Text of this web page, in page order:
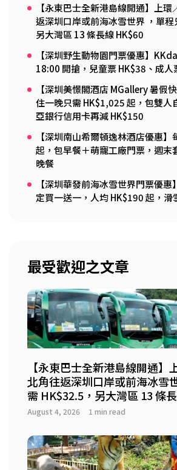
【永東巴士全新港島線開通】上
返深圳口岸或前海冰雪世界 ，單程
另大灣區 13 條長線 HK$60
【深圳野生動物園門票優惠】
18:00 開搶，兒童票 HK$38、成人
【深圳美憬閣酒店 MGallery 暑假
住一晚只需 HK$1,025 起，包雙人
亞銀行信用卡再減 HK$150
【深圳南山希爾頓逸林酒店優惠
起，包早餐＋萌寵工廠門票，週末
晚餐
【深圳華發前海冰雪世界門票優
定買一送一，人均 HK$190 起，滑
最受歡迎之文章
【永東巴士全新港島線開通】
北角往返深圳口岸或前海冰雪
需 HK$32.5，另大灣區 13 條
August 4, 2026 1 min read